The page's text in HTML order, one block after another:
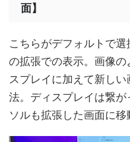
面】
こちらがデフォルトで
の拡張での表示。画像
スプレイに加えて新し
法。ディスプレイは繋
ソルも拡張した画面に移